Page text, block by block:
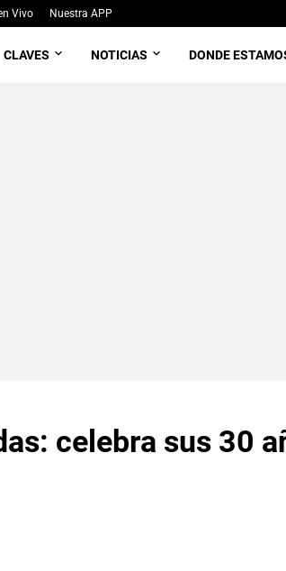
Vivo Nuestra APP
CLAVES NOTICIAS DONDE
celebra sus 30